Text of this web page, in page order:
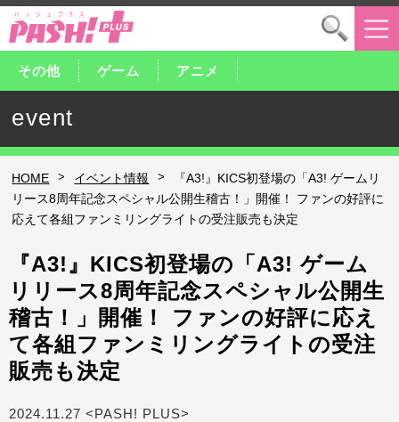
その他 ゲーム アニメ
event
HOME > イベント情報 >
『A3!』KICS初登場の「A3! ゲームリ
リース8周年記念スペシャル公開生稽古！」開催！ ファンの好評に
応えて各組ファンミリングライトの受注販売も決定
『A3!』KICS初登場の「A3! ゲーム
リリース8周年記念スペシャル公開生
稽古！」開催！ ファンの好評に応え
て各組ファンミリングライトの受注
販売も決定
2024.11.27 <PASH! PLUS>